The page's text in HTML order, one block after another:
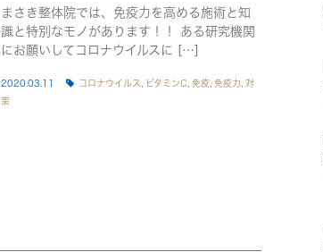
まさき整体院では、免疫力を高める施術と知
識と特別なモノがあります！！ ある研究機関
にお願いしてコロナウイルスに […]
2020.03.11 コロナウイルス ビタミンC 免疫, 免疫力 対
策